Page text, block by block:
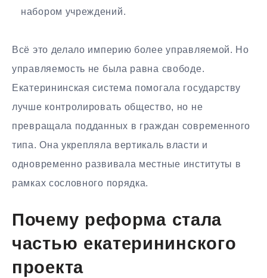
набором учреждений.
Всё это делало империю более управляемой. Но
управляемость не была равна свободе.
Екатерининская система помогала государству
лучше контролировать общество, но не
превращала подданных в граждан современного
типа. Она укрепляла вертикаль власти и
одновременно развивала местные институты в
рамках сословного порядка.
Почему реформа стала
частью екатерининского
проекта